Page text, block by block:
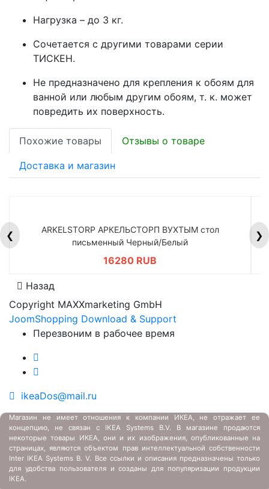
Нагрузка – до 3 кг.
Сочетается с другими товарами серии
ТИСКЕН.
Не предназначено для крепления к обоям для
ванной или любым другим обоям, т. к. может
повредить их поверхность.
Похожие товары Отзывы о товаре
Доставка и магазин
❮
ARKELSTORP АРКЕЛЬСТОРП ВУХТЫМ стол
письменный Черный/Белый
16280 RUB
❯
Назад
Copyright MAXXmarketing GmbH
JoomShopping Download & Support
Перезвоним в рабочее время
ikeaDos@mail.ru
Магазин не имеет отношения к компании ИКЕА, не отражает ее
концепцию, не связан с IKEA Systems B.V. В магазине продаются
некоторые товары ИКЕА, они и их изображения, опубликованные на
страницах, являются объектом прав интеллектуальной собственности
Inter IKEA Systems B. V. Все ссылки и описания предназначены только
для удобства пользователя и созданы для популяризации продукции
IKEA.